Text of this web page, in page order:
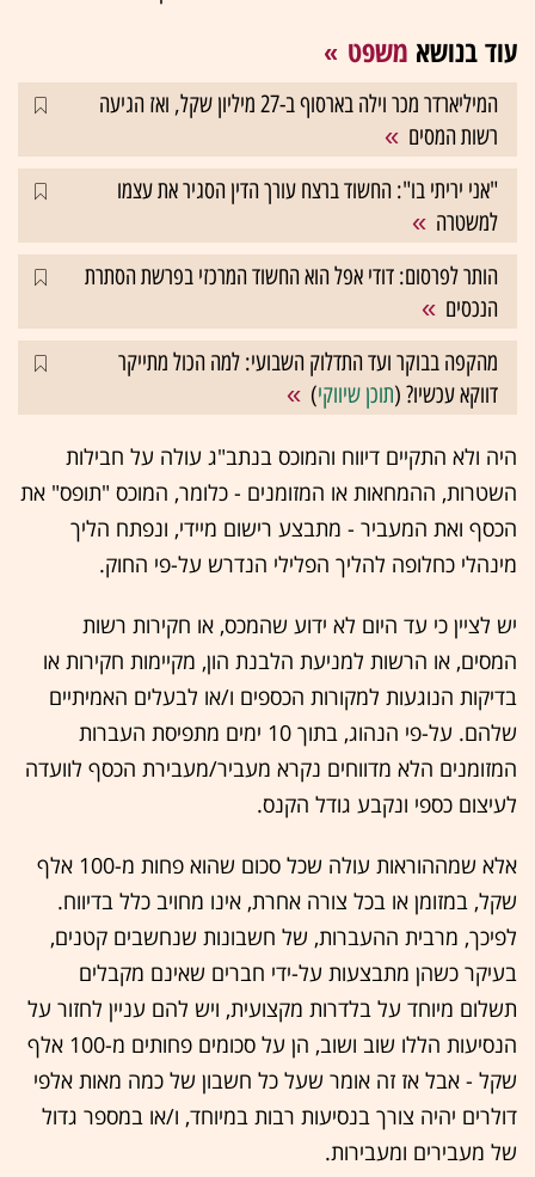
עוד בנושא משפט
המיליארדר מכר וילה בארסוף ב-27 מיליון שקל, ואז הגיעה
רשות המסים
"אני יריתי בו": החשוד ברצח עורך הדין הסגיר את עצמו
למשטרה
הותר לפרסום: דודי אפל הוא החשוד המרכזי בפרשת הסתרת
הנכסים
מהקפה בבוקר ועד התדלוק השבועי: למה הכול מתייקר
דווקא עכשיו? (תוכן שיווקי)
היה ולא התקיים דיווח והמוכס בנתב"ג עולה על חבילות
השטרות, ההמחאות או המזומנים - כלומר, המוכס "תופס" את
הכסף ואת המעביר - מתבצע רישום מיידי, ונפתח הליך
מינהלי כחלופה להליך הפלילי הנדרש על-פי החוק.
יש לציין כי עד היום לא ידוע שהמכס, או חקירות רשות
המסים, או הרשות למניעת הלבנת הון, מקיימות חקירות או
בדיקות הנוגעות למקורות הכספים ו/או לבעלים האמיתיים
שלהם. על-פי הנהוג, בתוך 10 ימים מתפיסת העברות
המזומנים הלא מדווחים נקרא מעביר/מעבירת הכסף לוועדה
לעיצום כספי ונקבע גודל הקנס.
אלא שמההוראות עולה שכל סכום שהוא פחות מ-100 אלף
שקל, במזומן או בכל צורה אחרת, אינו מחויב כלל בדיווח.
לפיכך, מרבית ההעברות, של חשבונות שנחשבים קטנים,
בעיקר כשהן מתבצעות על-ידי חברים שאינם מקבלים
תשלום מיוחד על בלדרות מקצועית, ויש להם עניין לחזור על
הנסיעות הללו שוב ושוב, הן על סכומים פחותים מ-100 אלף
שקל - אבל אז זה אומר שעל כל חשבון של כמה מאות אלפי
דולרים יהיה צורך בנסיעות רבות במיוחד, ו/או במספר גדול
של מעבירים ומעבירות.